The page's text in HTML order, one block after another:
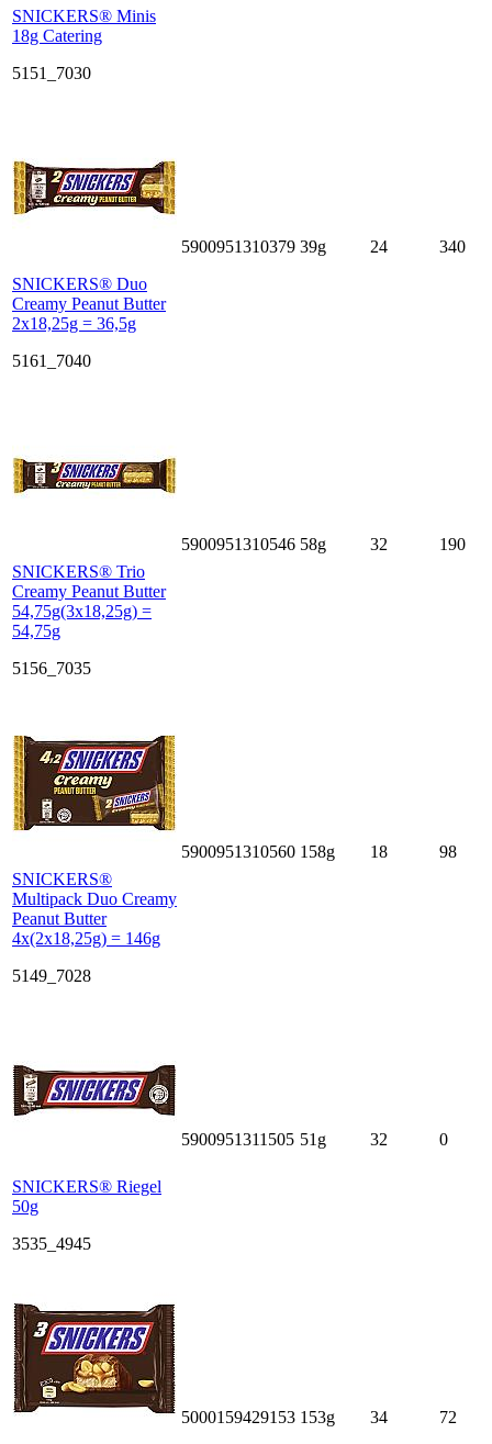
SNICKERS® Minis
18g Catering
5151_7030
SNICKERS® Duo
Creamy Peanut Butter
2x18,25g = 36,5g
5161_7040
5900951310379 39g 24 340
SNICKERS® Trio
Creamy Peanut Butter
54,75g(3x18,25g) =
54,75g
5156_7035
5900951310546 58g 32 190
SNICKERS®
Multipack Duo Creamy
Peanut Butter
4x(2x18,25g) = 146g
5149_7028
5900951310560 158g 18 98
SNICKERS® Riegel
50g
3535_4945
5900951311505 51g 32 0
5000159429153 153g 34 72